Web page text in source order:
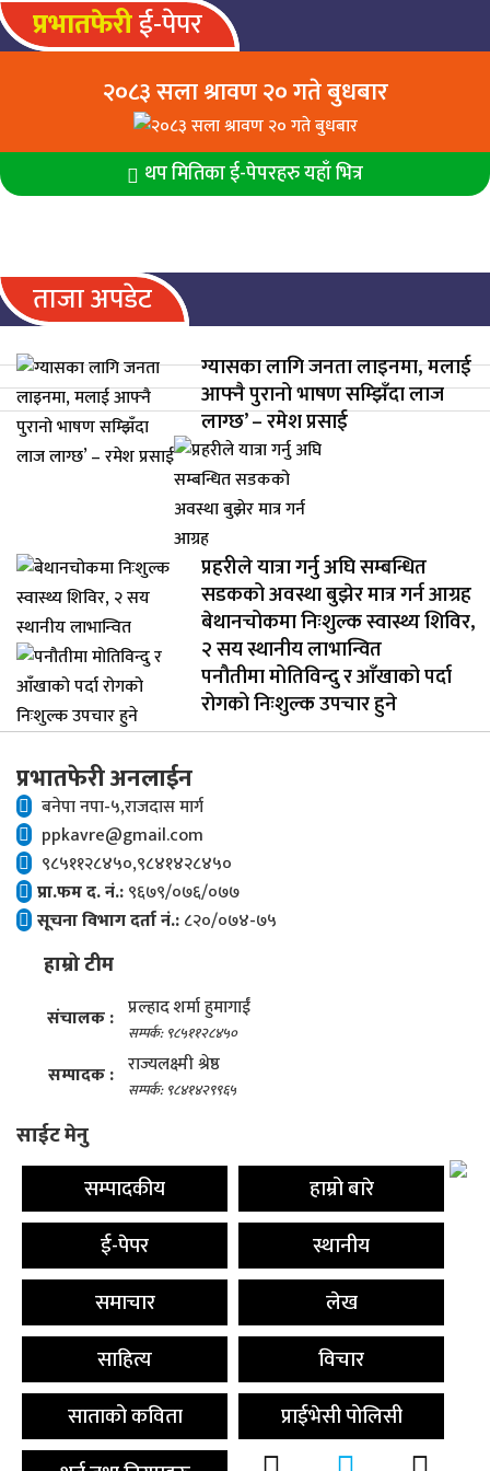
प्रभातफेरीई-पेपर
२०८३ सला श्रावण २० गते बुधबार
थप मितिका ई-पेपरहरु यहाँ भित्र
ताजा अपडेट
ग्यासका लागि जनता लाइनमा, मलाई
आफ्नै पुरानो भाषण सम्झिँदा लाज
लाग्छ’ – रमेश प्रसाई
प्रहरीले यात्रा गर्नु अघि सम्बन्धित
सडकको अवस्था बुझेर मात्र गर्न आग्रह
बेथानचोकमा निःशुल्क स्वास्थ्य शिविर,
२ सय स्थानीय लाभान्वित
पनौतीमा मोतिविन्दु र आँखाको पर्दा
रोगको निःशुल्क उपचार हुने
प्रभातफेरी अनलाईन
बनेपा नपा-५,राजदास मार्ग
ppkavre@gmail.com
९८५११२८४५०,९८४१४२८४५०
प्रा.फम द. नं.:९६७९/०७६/०७७
सूचना विभाग दर्ता नं.:८२०/०७४-७५
हाम्रो टीम
संचालक : प्रल्हाद शर्मा हुमागाईं
सम्पर्क: ९८५११२८४५०
सम्पादक : राज्यलक्ष्मी श्रेष्ठ
सम्पर्क: ९८४१४२९९६५
साईट मेनु
सम्पादकीय
हाम्रो बारे
ई-पेपर
स्थानीय
समाचार
लेख
साहित्य
विचार
साताको कविता
प्राईभेसी पोलिसी